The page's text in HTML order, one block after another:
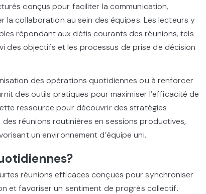
conçus pour faciliter la communication,
collaboration au sein des équipes. Les lecteurs y
répondant aux défis courants des réunions, tels
des objectifs et les processus de prise de décision
des opérations quotidiennes ou à renforcer
des outils pratiques pour maximiser l’efficacité de
ressource pour découvrir des stratégies
réunions routinières en sessions productives,
un environnement d’équipe uni.
réunions efficaces conçues pour synchroniser
et favoriser un sentiment de progrès collectif.